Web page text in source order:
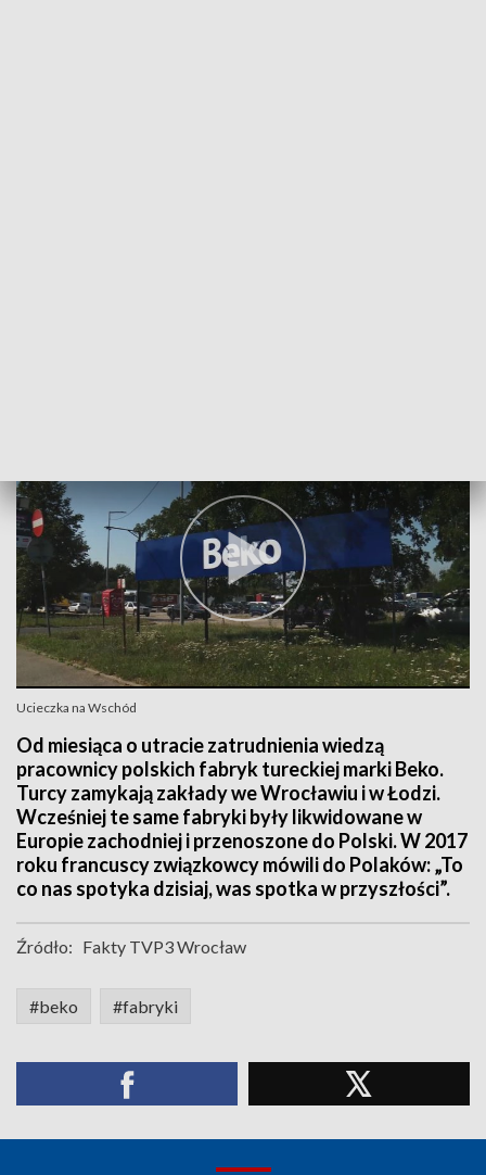
Ucieczka na Wschód
Od miesiąca o utracie zatrudnienia wiedzą
pracownicy polskich fabryk tureckiej marki Beko.
Turcy zamykają zakłady we Wrocławiu i w Łodzi.
Wcześniej te same fabryki były likwidowane w
Europie zachodniej i przenoszone do Polski. W 2017
roku francuscy związkowcy mówili do Polaków: „To
co nas spotyka dzisiaj, was spotka w przyszłości”.
Źródło: Fakty TVP3 Wrocław
#beko #fabryki